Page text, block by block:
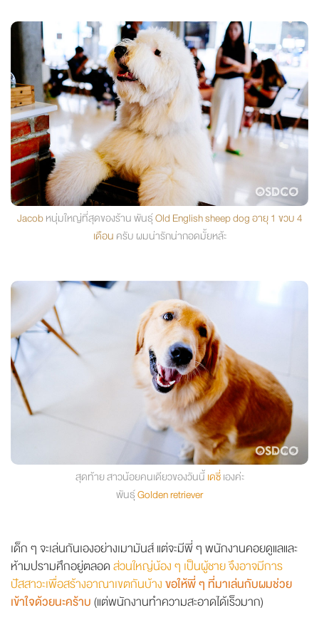
Jacobหนุ่มใหญ่ที่สุดของร้าน พันธุ์Old English sheep dog อายุ 1 ขวบ 4
เดือน ครับ ผมน่ารักน่ากอดมั้ยหล้ะ
สุดท้าย สาวน้อยคนเดียวของวันนี้เดซี่เองค่ะ
พันธุ์Golden retriever
เด็ก ๆ จะเล่นกันเองอย่างเมามันส์ แต่จะมีพี่ ๆ พนักงานคอยดูแลและ
ห้ามปรามศึกอยู่ตลอดส่วนใหญ่น้อง ๆ เป็นผู้ชาย จึงอาจมีการ
ปัสสาวะเพื่อสร้างอาณาเขตกันบ้างขอให้พี่ ๆ ที่มาเล่นกับผมช่วย
เข้าใจด้วยนะคร้าบ(แต่พนักงานทำความสะอาดได้เร็วมาก)